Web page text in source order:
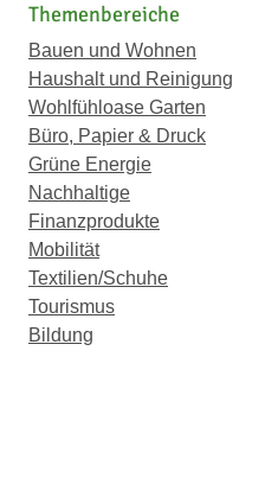
Themenbereiche
Bauen und Wohnen
Haushalt und Reinigung
Wohlfühloase Garten
Büro, Papier & Druck
Grüne Energie
Nachhaltige
Finanzprodukte
Mobilität
Textilien/Schuhe
Tourismus
Bildung